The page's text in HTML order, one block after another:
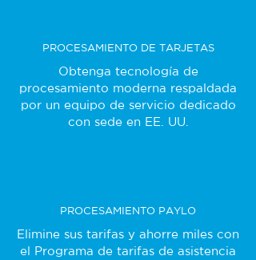
PROCESAMIENTO DE TARJETAS
Obtenga tecnología de
procesamiento moderna respaldada
por un equipo de servicio dedicado
con sede en EE. UU.
PROCESAMIENTO PAYLO
Elimine sus tarifas y ahorre miles con
el Programa de tarifas de asistencia